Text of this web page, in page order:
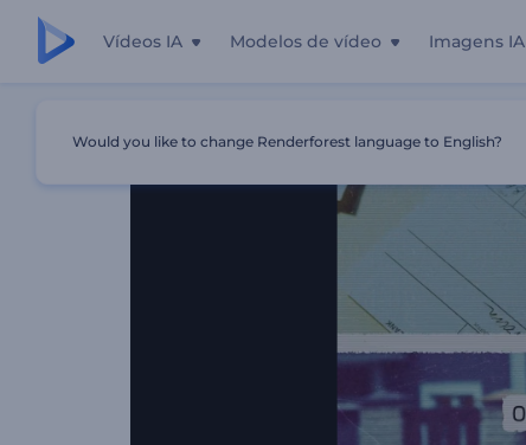
Vídeos IA Modelos de vídeo Imagens IA
Would you like to change Renderforest language to English?